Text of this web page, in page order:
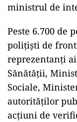
ministrul de
Peste 6.700 de
polițiști de
reprezentanți
Sănătății,
Sociale,
autorităților
acțiuni de